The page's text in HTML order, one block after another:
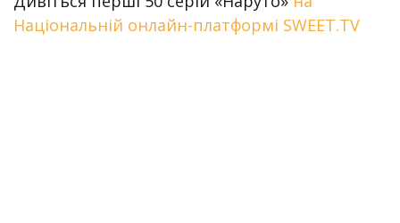
Національній онлайн-платформі SWEET.TV